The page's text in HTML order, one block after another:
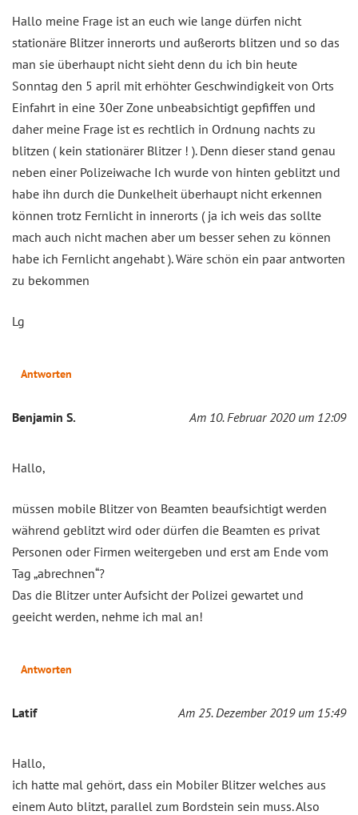
Hallo meine Frage ist an euch wie lange dürfen nicht
stationäre Blitzer innerorts und außerorts blitzen und so das
man sie überhaupt nicht sieht denn du ich bin heute
Sonntag den 5 april mit erhöhter Geschwindigkeit von Orts
Einfahrt in eine 30er Zone unbeabsichtigt gepfiffen und
daher meine Frage ist es rechtlich in Ordnung nachts zu
blitzen ( kein stationärer Blitzer ! ). Denn dieser stand genau
neben einer Polizeiwache Ich wurde von hinten geblitzt und
habe ihn durch die Dunkelheit überhaupt nicht erkennen
können trotz Fernlicht in innerorts ( ja ich weis das sollte
mach auch nicht machen aber um besser sehen zu können
habe ich Fernlicht angehabt ). Wäre schön ein paar antworten
zu bekommen
Lg
Antworten
Benjamin S. Am 10. Februar 2020 um 12:09
Hallo,
müssen mobile Blitzer von Beamten beaufsichtigt werden
während geblitzt wird oder dürfen die Beamten es privat
Personen oder Firmen weitergeben und erst am Ende vom
Tag „abrechnen“?
Das die Blitzer unter Aufsicht der Polizei gewartet und
geeicht werden, nehme ich mal an!
Antworten
Latif Am 25. Dezember 2019 um 15:49
Hallo,
ich hatte mal gehört, dass ein Mobiler Blitzer welches aus
einem Auto blitzt, parallel zum Bordstein sein muss. Also